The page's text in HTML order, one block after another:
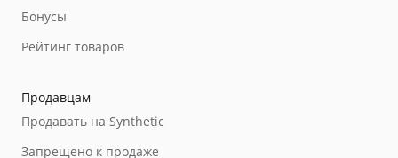
Бонусы
Рейтинг товаров
Продавцам
Продавать на Synthetic
Запрещено к продаже